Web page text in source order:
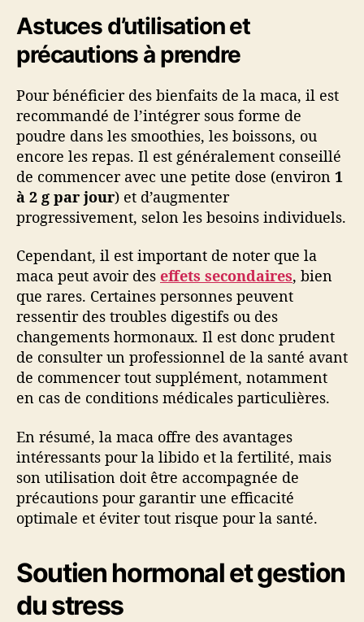
Astuces d’utilisation et
précautions à prendre
Pour bénéficier des bienfaits de la maca, il est
recommandé de l’intégrer sous forme de
poudre dans les smoothies, les boissons, ou
encore les repas. Il est généralement conseillé
de commencer avec une petite dose (environ 1
à 2 g par jour) et d’augmenter
progressivement, selon les besoins individuels.
Cependant, il est important de noter que la
maca peut avoir des effets secondaires, bien
que rares. Certaines personnes peuvent
ressentir des troubles digestifs ou des
changements hormonaux. Il est donc prudent
de consulter un professionnel de la santé avant
de commencer tout supplément, notamment
en cas de conditions médicales particulières.
En résumé, la maca offre des avantages
intéressants pour la libido et la fertilité, mais
son utilisation doit être accompagnée de
précautions pour garantir une efficacité
optimale et éviter tout risque pour la santé.
Soutien hormonal et gestion
du stress